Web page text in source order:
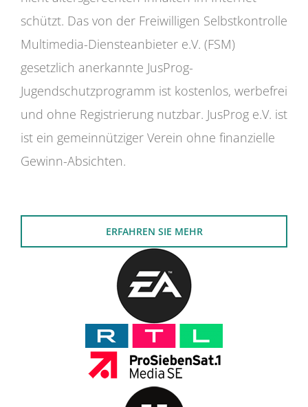
schützt. Das von der Freiwilligen Selbstkontrolle
Multimedia-Diensteanbieter e.V. (FSM)
gesetzlich anerkannte JusProg-
Jugendschutzprogramm ist kostenlos, werbefrei
und ohne Registrierung nutzbar. JusProg e.V. ist
ist ein gemeinnütziger Verein ohne finanzielle
Gewinn-Absichten.
ERFAHREN SIE MEHR